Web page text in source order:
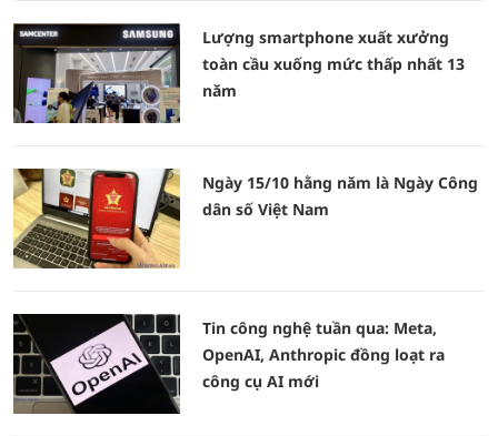
Lượng smartphone xuất xưởng
toàn cầu xuống mức thấp nhất 13
năm
Ngày 15/10 hằng năm là Ngày Công
dân số Việt Nam
Tin công nghệ tuần qua: Meta,
OpenAI, Anthropic đồng loạt ra
công cụ AI mới